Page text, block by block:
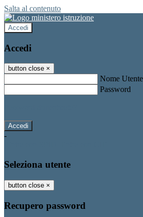
Salta al contenuto
Accedi
Accedi
button close ×
Nome Utente
Password
-
Seleziona utente
button close ×
Recupero password